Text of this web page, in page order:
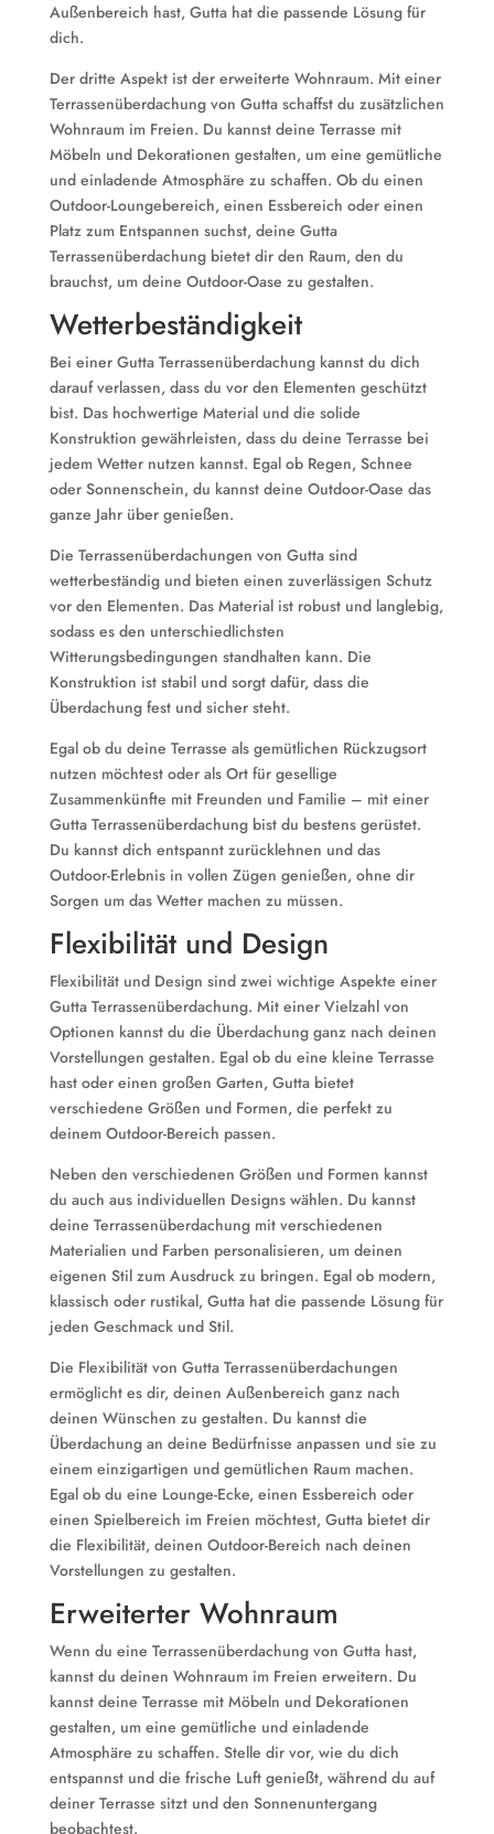
Außenbereich hast, Gutta hat die passende Lösung für
dich.
Der dritte Aspekt ist der erweiterte Wohnraum. Mit einer
Terrassenüberdachung von Gutta schaffst du zusätzlichen
Wohnraum im Freien. Du kannst deine Terrasse mit
Möbeln und Dekorationen gestalten, um eine gemütliche
und einladende Atmosphäre zu schaffen. Ob du einen
Outdoor-Loungebereich, einen Essbereich oder einen
Platz zum Entspannen suchst, deine Gutta
Terrassenüberdachung bietet dir den Raum, den du
brauchst, um deine Outdoor-Oase zu gestalten.
Wetterbeständigkeit
Bei einer Gutta Terrassenüberdachung kannst du dich
darauf verlassen, dass du vor den Elementen geschützt
bist. Das hochwertige Material und die solide
Konstruktion gewährleisten, dass du deine Terrasse bei
jedem Wetter nutzen kannst. Egal ob Regen, Schnee
oder Sonnenschein, du kannst deine Outdoor-Oase das
ganze Jahr über genießen.
Die Terrassenüberdachungen von Gutta sind
wetterbeständig und bieten einen zuverlässigen Schutz
vor den Elementen. Das Material ist robust und langlebig,
sodass es den unterschiedlichsten
Witterungsbedingungen standhalten kann. Die
Konstruktion ist stabil und sorgt dafür, dass die
Überdachung fest und sicher steht.
Egal ob du deine Terrasse als gemütlichen Rückzugsort
nutzen möchtest oder als Ort für gesellige
Zusammenkünfte mit Freunden und Familie – mit einer
Gutta Terrassenüberdachung bist du bestens gerüstet.
Du kannst dich entspannt zurücklehnen und das
Outdoor-Erlebnis in vollen Zügen genießen, ohne dir
Sorgen um das Wetter machen zu müssen.
Flexibilität und Design
Flexibilität und Design sind zwei wichtige Aspekte einer
Gutta Terrassenüberdachung. Mit einer Vielzahl von
Optionen kannst du die Überdachung ganz nach deinen
Vorstellungen gestalten. Egal ob du eine kleine Terrasse
hast oder einen großen Garten, Gutta bietet
verschiedene Größen und Formen, die perfekt zu
deinem Outdoor-Bereich passen.
Neben den verschiedenen Größen und Formen kannst
du auch aus individuellen Designs wählen. Du kannst
deine Terrassenüberdachung mit verschiedenen
Materialien und Farben personalisieren, um deinen
eigenen Stil zum Ausdruck zu bringen. Egal ob modern,
klassisch oder rustikal, Gutta hat die passende Lösung für
jeden Geschmack und Stil.
Die Flexibilität von Gutta Terrassenüberdachungen
ermöglicht es dir, deinen Außenbereich ganz nach
deinen Wünschen zu gestalten. Du kannst die
Überdachung an deine Bedürfnisse anpassen und sie zu
einem einzigartigen und gemütlichen Raum machen.
Egal ob du eine Lounge-Ecke, einen Essbereich oder
einen Spielbereich im Freien möchtest, Gutta bietet dir
die Flexibilität, deinen Outdoor-Bereich nach deinen
Vorstellungen zu gestalten.
Erweiterter Wohnraum
Wenn du eine Terrassenüberdachung von Gutta hast,
kannst du deinen Wohnraum im Freien erweitern. Du
kannst deine Terrasse mit Möbeln und Dekorationen
gestalten, um eine gemütliche und einladende
Atmosphäre zu schaffen. Stelle dir vor, wie du dich
entspannst und die frische Luft genießt, während du auf
deiner Terrasse sitzt und den Sonnenuntergang
beobachtest.